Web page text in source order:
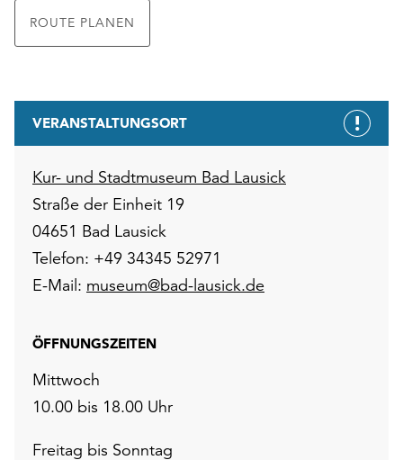
ROUTE PLANEN
VERANSTALTUNGSORT
Kur- und Stadtmuseum Bad Lausick
Straße der Einheit 19
04651 Bad Lausick
Telefon: +49 34345 52971
E-Mail: museum@bad-lausick.de
ÖFFNUNGSZEITEN
Mittwoch
10.00 bis 18.00 Uhr
Freitag bis Sonntag